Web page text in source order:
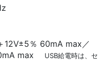
12V±5％ 60mA max／
max
USB給電時は、セ